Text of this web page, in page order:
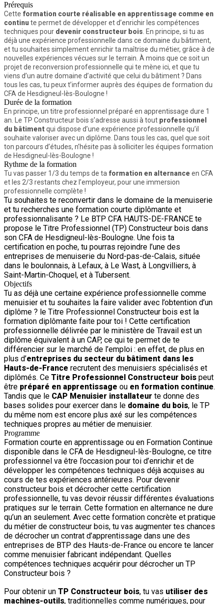
Prérequis
Cette formation courte réalisable en apprentissage comme en
continute permet de développer et d’enrichir les compétences
techniques pour devenir constructeur bois. En principe, si tu as
déjà une expérience professionnelle dans ce domaine du bâtiment,
et tu souhaites simplement enrichir ta maîtrise du métier, grâce à de
nouvelles expériences vécues sur le terrain. À moins que ce soit un
projet de reconversion professionnelle qui te mène ici, et que tu
viens d’un autre domaine d’activité que celui du bâtiment ? Dans
tous les cas, tu peux t’informer auprès des équipes de formation du
CFA de Hesdigneul-lès-Boulogne !
Durée de la formation
En principe, un titre professionnel préparé en apprentissage dure 1
an. Le TP Constructeur bois s’adresse aussi à tout professionnel
du bâtimentqui dispose d’une expérience professionnelle qu’il
souhaite valoriser avec un diplôme. Dans tous les cas, quel que soit
ton parcours d’études, n’hésite pas à solliciter les équipes formation
de Hesdigneul-lès-Boulogne !
Rythme de la formation
Tu vas passer 1/3 du temps de ta formation en alternance en CFA
et les 2/3 restants chez l’employeur, pour une immersion
professionnelle complète !
Tu souhaites te reconvertir dans le domaine de la menuiserie
et tu recherches une formation courte diplômante et
professionnalisante ? Le BTP CFA HAUTS-DE-FRANCE te
propose le Titre Professionnel (TP) Constructeur bois dans
son CFA de Hesdigneul-lès-Boulogne. Une fois ta
certification en poche, tu pourras rejoindre l’une des
entreprises de menuiserie du Nord-pas-de-Calais, située
dans le boulonnais, à Lefaux, à Le Wast, à Longvilliers, à
Saint-Martin-Choquel, et à Tubersent.
Objectifs
Tu as déjà une certaine expérience professionnelle comme
menuisier et tu souhaites la faire valider avec l’obtention d’un
diplôme ? le Titre Professionnel Constructeur bois est la
formation diplômante faite pour toi ! Cette certification
professionnelle délivrée par le ministère de Travail est un
diplôme équivalent à un CAP, ce qui te permet de te
différencier sur le marché de l’emploi : en effet, de plus en
plus d’entreprises du secteur du bâtiment dans les
Hauts-de-France recrutent des menuisiers spécialisés et
diplômés. Ce Titre Professionnel Constructeur bois peut
être préparé en apprentissage ou en formation continue.
Tandis que le CAP Menuisier installateur te donne des
bases solides pour exercer dans le domaine du bois, le TP
du même nom est encore plus axé sur les compétences
techniques propres au métier de menuisier.
Programme
Formation courte en apprentissage ou en Formation Continue
disponible dans le CFA de Hesdigneul-lès-Boulogne, ce titre
professionnel va être l’occasion pour toi d’enrichir et de
développer les compétences techniques déjà acquises au
cours de tes expériences antérieures. Pour devenir
constructeur bois et décrocher cette certification
professionnelle, tu vas devoir réussir différentes évaluations
pratiques sur le terrain. Cette formation en alternance ne dure
qu’un an seulement. Avec cette formation concrète et pratique
du métier de constructeur bois, tu vas augmenter tes chances
de décrocher un contrat d’apprentissage dans une des
entreprises de BTP des Hauts-de-France ou encore te lancer
comme menuisier fabricant indépendant. Quelles
compétences techniques acquérir pour décrocher un TP
Constructeur bois ?
Pour obtenir un TP Constructeur bois, tu vas utiliser des
machines-outils, traditionnelles comme numériques, pour